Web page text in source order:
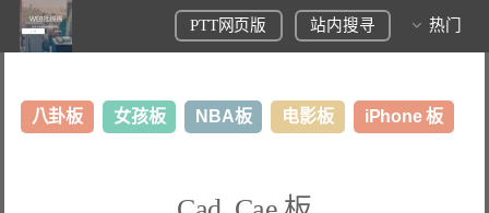
PTT网页版 站内搜寻 热门
八卦板 女孩板 NBA板 电影板 iPhone 板